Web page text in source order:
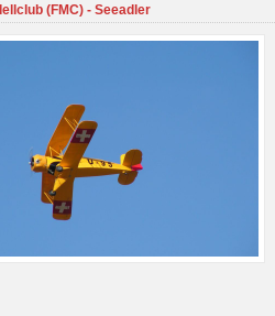
(FMC) - Seeadler